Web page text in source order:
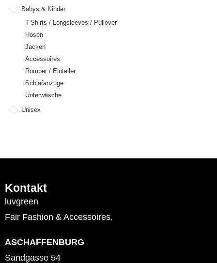
Babys & Kinder
T-Shirts / Longsleeves / Pullover
Hosen
Jacken
Accessoires
Romper / Einteiler
Schlafanzüge
Unterwäsche
Unisex
Kontakt
luvgreen
Fair Fashion & Accessoires.
ASCHAFFENBURG
Sandgasse 54